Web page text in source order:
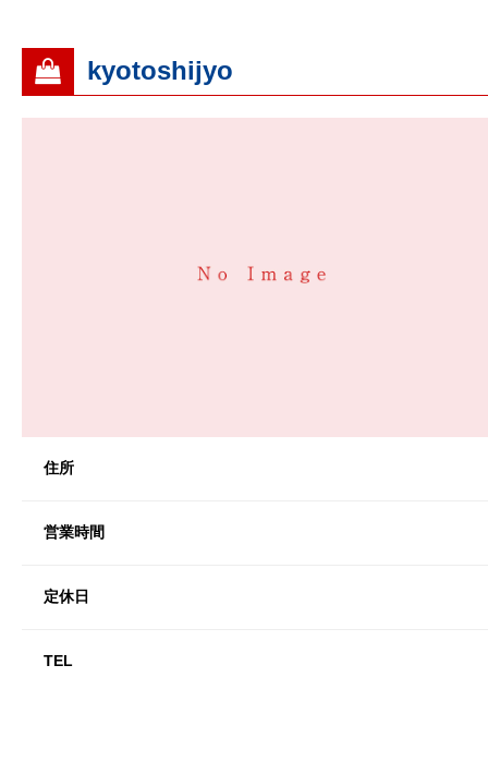
kyotoshijyo
住所
営業時間
定休日
TEL